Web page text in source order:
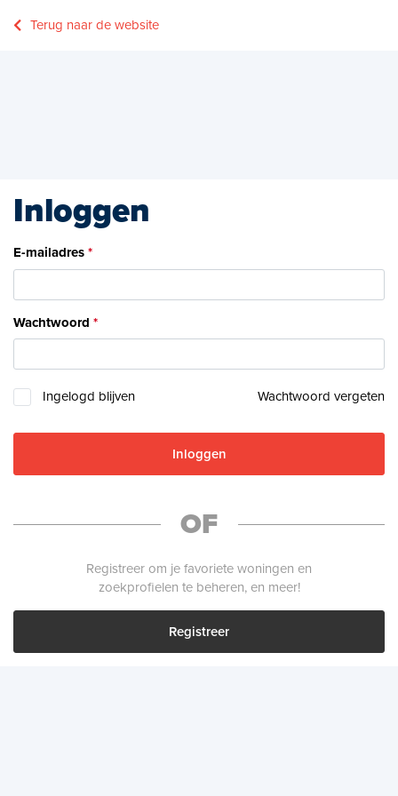
Terug naar de website
Inloggen
E-mailadres
Wachtwoord
Ingelogd blijven Wachtwoord vergeten
Inloggen
OF
Registreer om je favoriete woningen en
zoekprofielen te beheren, en meer!
Registreer